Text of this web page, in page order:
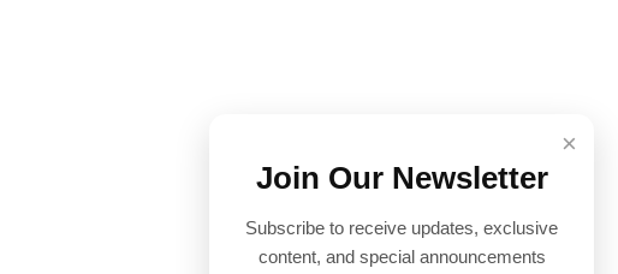
×
Join Our Newsletter
Subscribe to receive updates, exclusive
content, and special announcements